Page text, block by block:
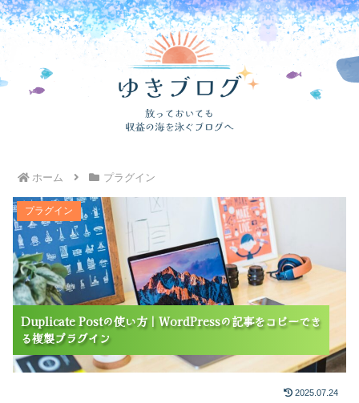
ホーム プラグイン
Duplicate Postの使い方｜WordPressの記事をコピー
できる複製プラグイン
Duplicate Postの使い方｜WordPressの記事をコピーでき
る複製プラグイン
Duplicate Postの使い方｜WordPressの記事をコピーでき
る複製プラグイン
Duplicate Postの使い方｜WordPressの記事をコピーでき
る複製プラグイン
プラグイン
2025.07.24